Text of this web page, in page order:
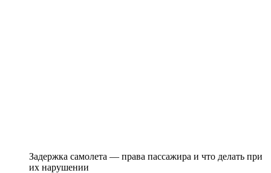
Задержка самолета — права пассажира и что делать при
их нарушении